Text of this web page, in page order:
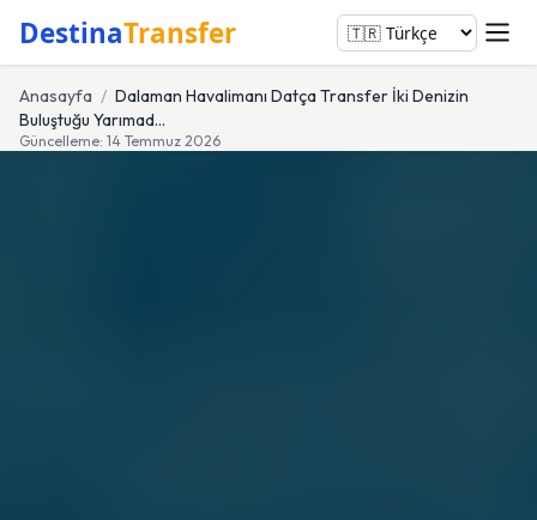
DestinaTransfer
Anasayfa / Dalaman Havalimanı Datça Transfer İki Denizin
Buluştuğu Yarımad…
Güncelleme: 14 Temmuz 2026